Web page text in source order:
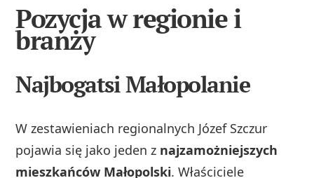
Pozycja w regionie i
branży
Najbogatsi Małopolanie
W zestawieniach regionalnych Józef Szczur
pojawia się jako jeden z najzamożniejszych
mieszkańców Małopolski. Właściciele